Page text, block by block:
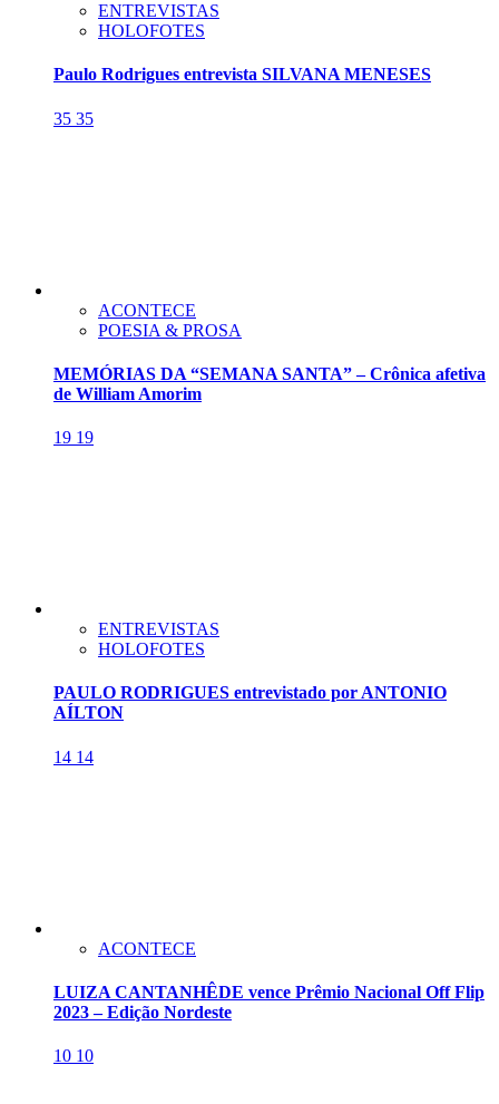
ENTREVISTAS
HOLOFOTES
Paulo Rodrigues entrevista SILVANA MENESES
35 35
ACONTECE
POESIA & PROSA
MEMÓRIAS DA “SEMANA SANTA” – Crônica afetiva
de William Amorim
19 19
ENTREVISTAS
HOLOFOTES
PAULO RODRIGUES entrevistado por ANTONIO
AÍLTON
14 14
ACONTECE
LUIZA CANTANHÊDE vence Prêmio Nacional Off Flip
2023 – Edição Nordeste
10 10